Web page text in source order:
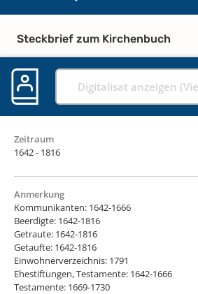
Steckbrief zum Kirchenbuch
Digitalisat anzeigen
Zeitraum
1642 - 1816
Anmerkung
Kommunikanten: 1642-1666
Beerdigte: 1642-1816
Getraute: 1642-1816
Getaufte: 1642-1816
Einwohnerverzeichnis: 1791
Ehestiftungen, Testamente: 1642-1666
Testamente: 1669-1730